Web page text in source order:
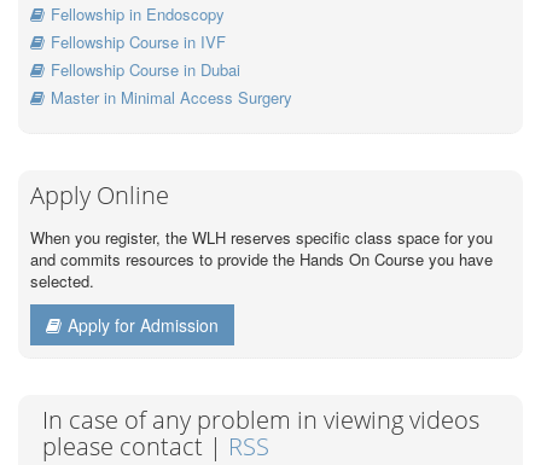
Fellowship in Endoscopy
Fellowship Course in IVF
Fellowship Course in Dubai
Master in Minimal Access Surgery
Apply Online
When you register, the WLH reserves specific class space for you
and commits resources to provide the Hands On Course you have
selected.
Apply for Admission
In case of any problem in viewing videos
please contact | RSS